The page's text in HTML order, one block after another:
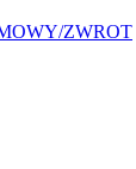
ZWROT